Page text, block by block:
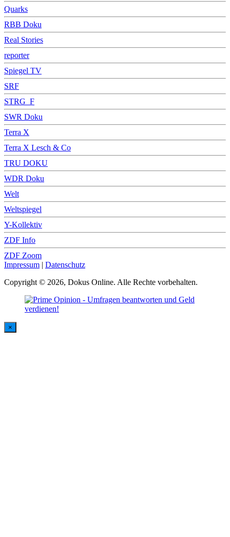
Quarks
RBB Doku
Real Stories
reporter
Spiegel TV
SRF
STRG_F
SWR Doku
Terra X
Terra X Lesch & Co
TRU DOKU
WDR Doku
Welt
Weltspiegel
Y-Kollektiv
ZDF Info
ZDF Zoom
Impressum | Datenschutz
Copyright © 2026, Dokus Online. Alle Rechte vorbehalten.
×